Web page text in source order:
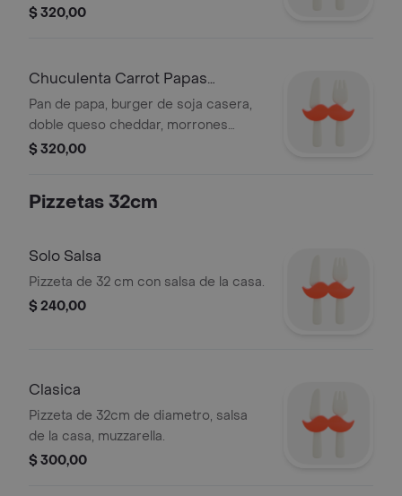
cebolla colorada y mostaza.
$ 320,00
Chuculenta Carrot Papas
Invitación
Pan de papa, burger de soja casera,
doble queso cheddar, morrones
confitados, cebollas asadas y salsa
$ 320,00
Pizzetas 32cm
Solo Salsa
Pizzeta de 32 cm con salsa de la casa.
$ 240,00
Clasica
Pizzeta de 32cm de diametro, salsa
de la casa, muzzarella.
$ 300,00